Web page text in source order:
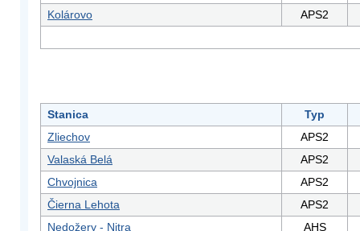
Kolárovo
APS2
Stanica
Typ
Zliechov
APS2
Valaská Belá
APS2
Chvojnica
APS2
Čierna Lehota
APS2
Nedožery - Nitra
AHS